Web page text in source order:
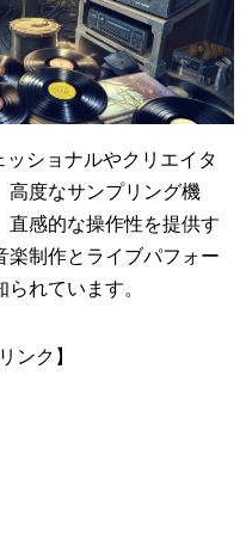
ショナルやクリエイタ
高度なサンプリング機
直感的な操作性を提供す
楽制作とライブパフォー
れています。
ンク】